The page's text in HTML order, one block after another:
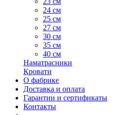
24 см
25 см
27 см
30 см
35 см
40 см
Наматрасники
Кровати
О фабрике
Доставка и оплата
Гарантии и сертификаты
Контакты